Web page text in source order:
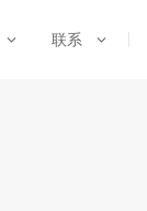
联系